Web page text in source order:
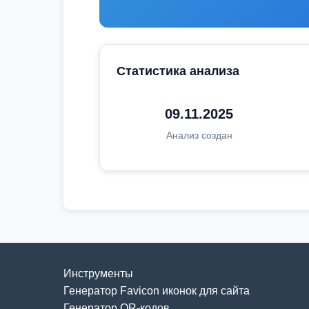
Статистика анализа
09.11.2025
Анализ создан
Инструменты
Генератор Favicon иконок для сайта